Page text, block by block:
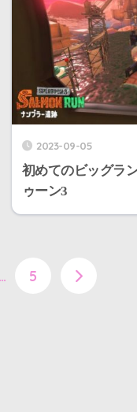
2023-09-05
初めてのビッグラ
ゥーン3
… 5